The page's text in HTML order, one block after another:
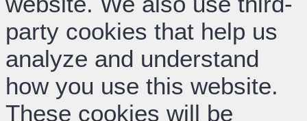
party cookies that help us
analyze and understand
how you use this website.
These cookies will be